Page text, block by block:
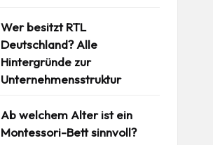
Wer besitzt RTL
Deutschland? Alle
Hintergründe zur
Unternehmensstruktur
Ab welchem Alter ist ein
Montessori-Bett sinnvoll?